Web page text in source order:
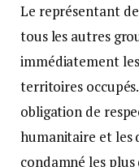
Le représentant
tous les autres
immédiatement
territoires
obligation de
humanitaire et les
condamné les